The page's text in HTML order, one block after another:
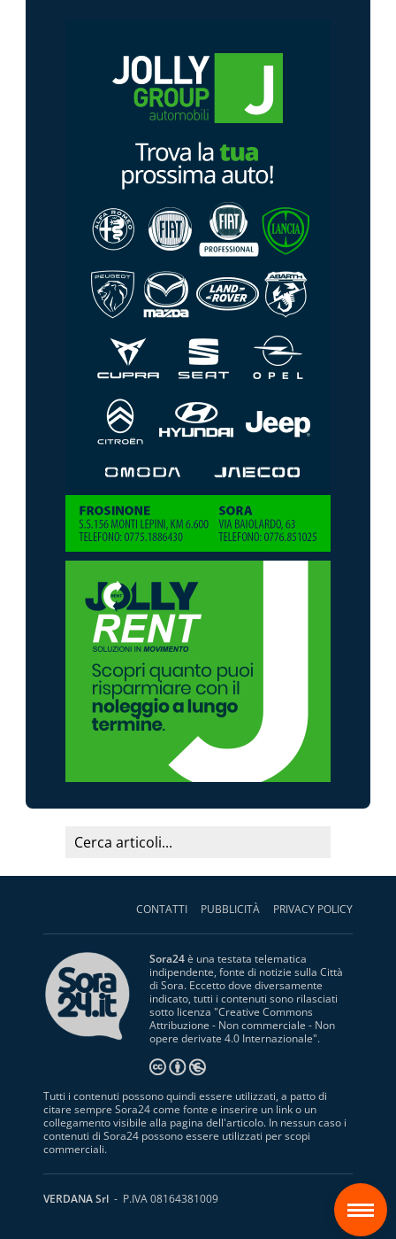
CONTATTI PUBBLICITÀ PRIVACY POLICY
Sora24è una testata telematica
indipendente, fonte di notizie sulla Città
di Sora. Eccetto dove diversamente
indicato, tutti i contenuti sono rilasciati
sotto licenza "Creative Commons
Attribuzione - Non commerciale - Non
opere derivate 4.0 Internazionale".
Tutti i contenuti possono quindi essere utilizzati, a patto di
citare sempre Sora24 come fonte e inserire un link o un
collegamento visibile alla pagina dell'articolo. In nessun caso i
contenuti di Sora24 possono essere utilizzati per scopi
commerciali.
VERDANA Srl - P.IVA 08164381009